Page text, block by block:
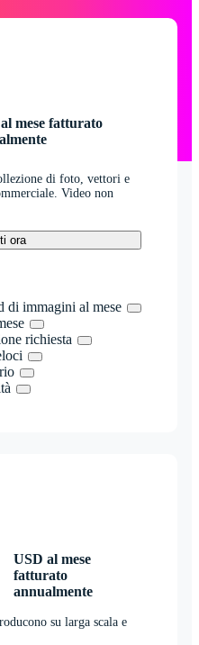
mese fatturato
di foto, vettori e
Video non
ora
di immagini al mese
richiesta
USD al mese
fatturato
annualmente
su larga scala e